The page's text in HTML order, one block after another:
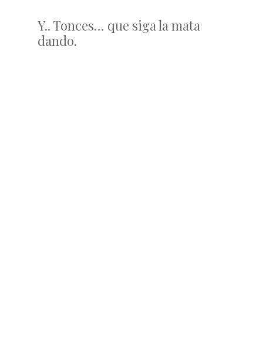
Y.. Tonces… que siga la mata
dando.